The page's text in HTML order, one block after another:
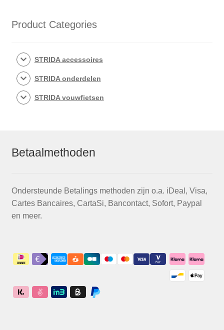
Product Categories
STRIDA accessoires
STRIDA onderdelen
STRIDA vouwfietsen
Betaalmethoden
Ondersteunde Betalings methoden zijn o.a. iDeal, Visa,
Cartes Bancaires, CartaSi, Bancontact, Sofort, Paypal
en meer.